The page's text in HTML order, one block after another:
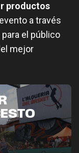
productos
a través
para el público
mejor